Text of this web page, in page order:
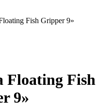
Fish Gripper 9»
Floating Fish
9»